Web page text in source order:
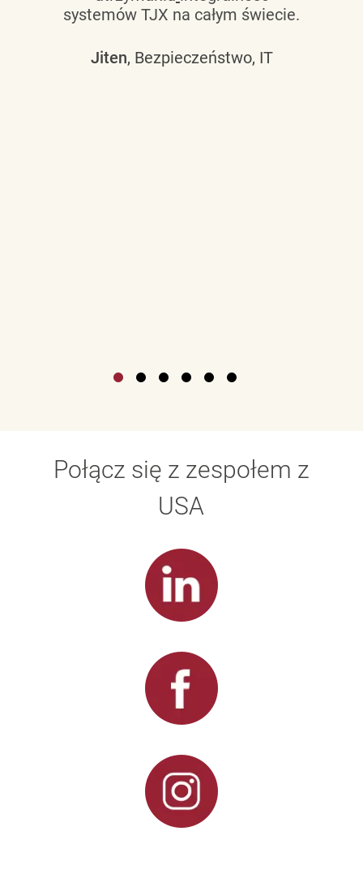
systemów TJX na całym świecie.
Jiten, Bezpieczeństwo, IT
Połącz się z zespołem z
USA